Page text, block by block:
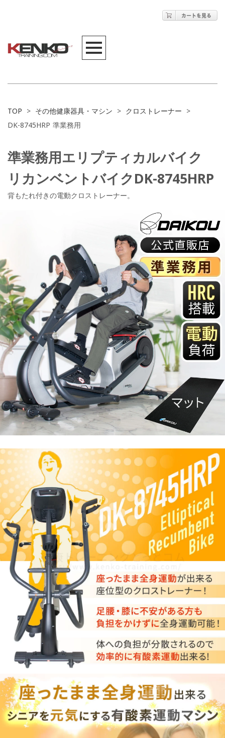
TOP > その他健康器具・マシン > クロストレーナー >
DK-8745HRP 準業務用
準業務用エリプティカルバイク
リカンベントバイクDK-8745HRP
背もたれ付きの電動クロストレーナー。